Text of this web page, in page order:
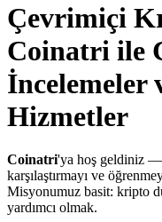
Çevrimiçi
Coinatri ile
İncelemeler
Hizmetler
Coinatri'ya hoş geldiniz
karşılaştırmayı ve
Misyonumuz basit: kripto
yardımcı olmak.